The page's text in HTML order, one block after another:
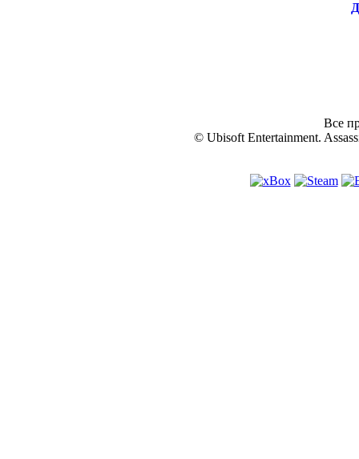
Все
© Ubisoft Entertainment.